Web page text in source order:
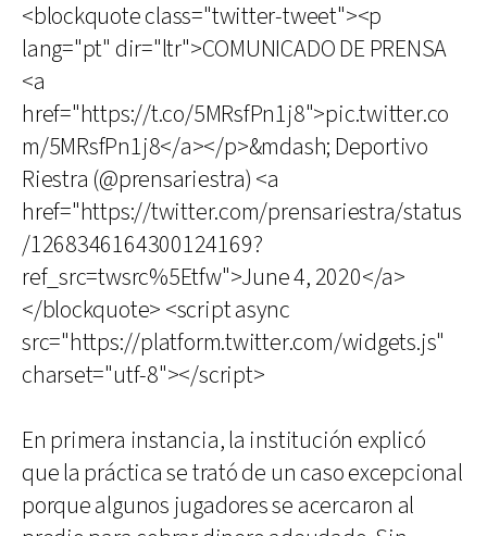
<blockquote class="twitter-tweet"><p
lang="pt" dir="ltr">COMUNICADO DE PRENSA
<a
href="https://t.co/5MRsfPn1j8">pic.twitter.co
m/5MRsfPn1j8</a></p>&mdash; Deportivo
Riestra (@prensariestra) <a
href="https://twitter.com/prensariestra/status
/1268346164300124169?
ref_src=twsrc%5Etfw">June 4, 2020</a>
</blockquote> <script async
src="https://platform.twitter.com/widgets.js"
charset="utf-8"></script>
En primera instancia, la institución explicó
que la práctica se trató de un caso excepcional
porque algunos jugadores se acercaron al